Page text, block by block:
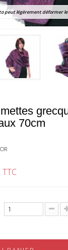
peut légèrement déformer
70cm
TTC